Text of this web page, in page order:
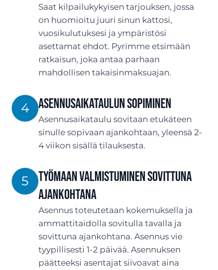
Saat kilpailukykyisen tarjouksen, jossa
on huomioitu juuri sinun kattosi,
vuosikulutuksesi ja ympäristösi
asettamat ehdot. Pyrimme etsimään
ratkaisun, joka antaa parhaan
mahdollisen takaisinmaksuajan.
4 Asennusaikataulun sopiminen
Asennusaikataulu sovitaan etukäteen
sinulle sopivaan ajankohtaan, yleensä 2-
4 viikon sisällä tilauksesta.
5
Työmaan valmistuminen sovittuna
ajankohtana
Asennus toteutetaan kokemuksella ja
ammattitaidolla sovitulla tavalla ja
sovittuna ajankohtana. Asennus vie
tyypillisesti 1-2 päivää. Asennuksen
päätteeksi asentajat siivoavat aina